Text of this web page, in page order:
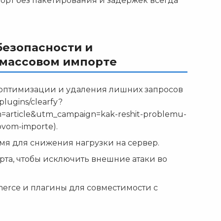
и
импорте
и удаления лишних запросов
clearfy?
reshit-problemu-
importe).
для снижения нагрузки на сервер.
чтобы исключить внешние атаки во
и плагины для совместимости с